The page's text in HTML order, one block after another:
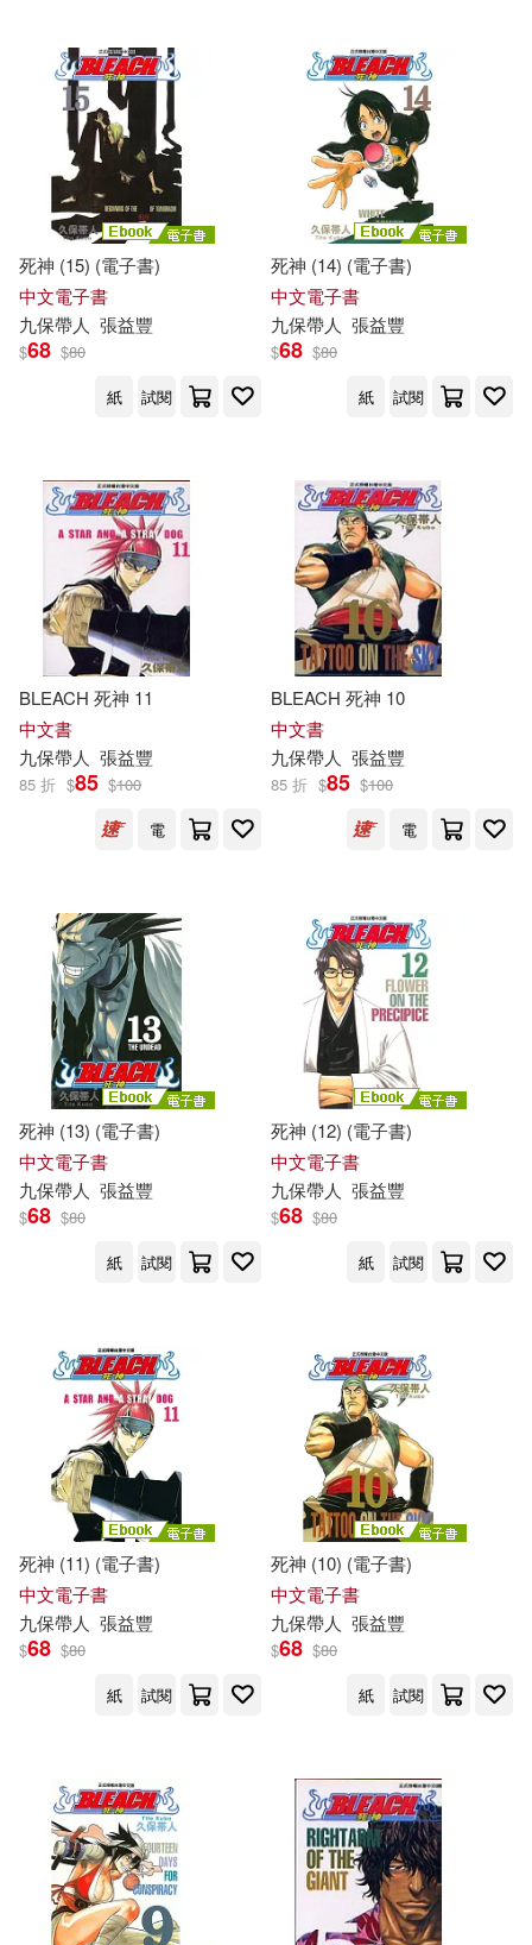
死神 (15) (電子書)
中文電子書
九保帶人 張益豐
$68 $80
紙
試閱
死神 (14) (電子書)
中文電子書
九保帶人 張益豐
$68 $80
紙
試閱
BLEACH 死神 11
中文書
九保帶人 張益豐
85 折 $85 $100
電
BLEACH 死神 10
中文書
九保帶人 張益豐
85 折 $85 $100
電
死神 (13) (電子書)
中文電子書
九保帶人 張益豐
$68 $80
紙
試閱
死神 (12) (電子書)
中文電子書
九保帶人 張益豐
$68 $80
紙
試閱
死神 (11) (電子書)
中文電子書
九保帶人 張益豐
$68 $80
紙
試閱
死神 (10) (電子書)
中文電子書
九保帶人 張益豐
$68 $80
紙
試閱